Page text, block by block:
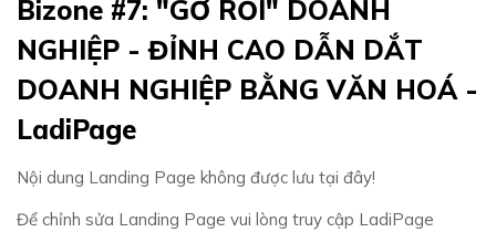
Bizone #7: "GỠ RỐI" DOANH
NGHIỆP - ĐỈNH CAO DẪN DẮT
DOANH NGHIỆP BẰNG VĂN HOÁ -
LadiPage
Nội dung Landing Page không được lưu tại đây!
Để chỉnh sửa Landing Page vui lòng truy cập LadiPage